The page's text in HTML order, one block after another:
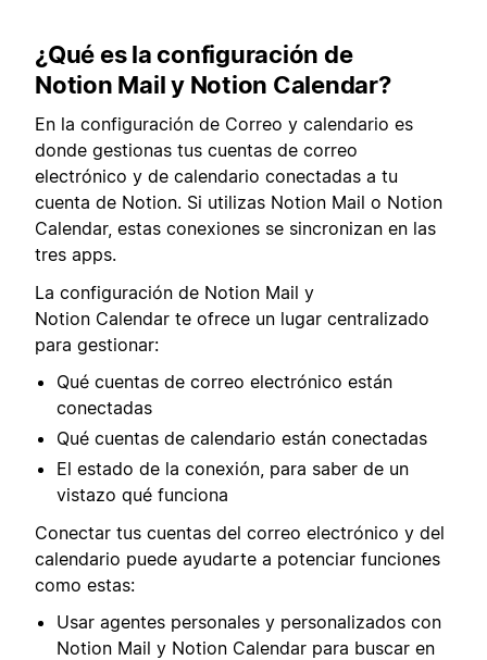
¿Qué es laconfiguración de
Notion Mail y Notion Calendar?
En la configuración de Correo y calendario es
donde gestionas tus cuentas de correo
electrónico y de calendario conectadas a tu
cuenta de Notion. Si utilizas Notion Mail o Notion
Calendar, estas conexiones se sincronizan en las
tres apps.
La configuración de Notion Mail y
Notion Calendar te ofrece un lugar centralizado
para gestionar:
Qué cuentas de correo electrónico están
conectadas
Qué cuentas de calendario están conectadas
El estado de la conexión, para saber de un
vistazo qué funciona
Conectar tus cuentas del correo electrónico y del
calendario puede ayudarte a potenciar funciones
como estas:
Usar agentes personales y personalizados con
Notion Mail y Notion Calendar para buscar en